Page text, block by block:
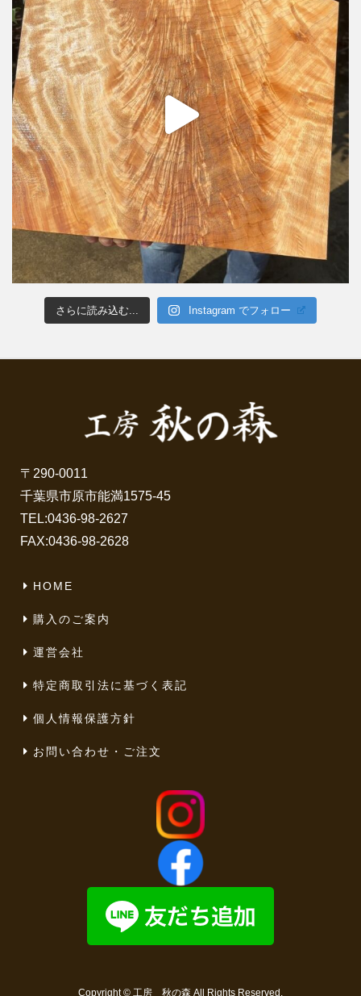
さらに読み込む... Instagram でフォロー
〒290-0011
千葉県市原市能満1575-45
TEL:0436-98-2627
FAX:0436-98-2628
HOME
購入のご案内
運営会社
特定商取引法に基づく表記
個人情報保護方針
お問い合わせ・ご注文
Copyright © 工房 秋の森 All Rights Reserved.